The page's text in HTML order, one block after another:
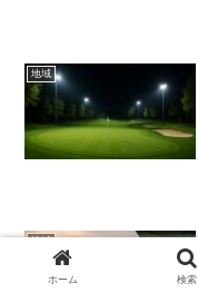
地域
地域
ホーム 検索